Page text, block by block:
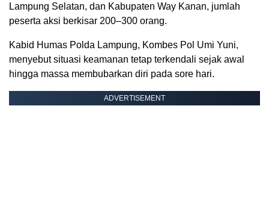
Lampung Selatan, dan Kabupaten Way Kanan, jumlah
peserta aksi berkisar 200–300 orang.
Kabid Humas Polda Lampung, Kombes Pol Umi Yuni,
menyebut situasi keamanan tetap terkendali sejak awal
hingga massa membubarkan diri pada sore hari.
ADVERTISEMENT